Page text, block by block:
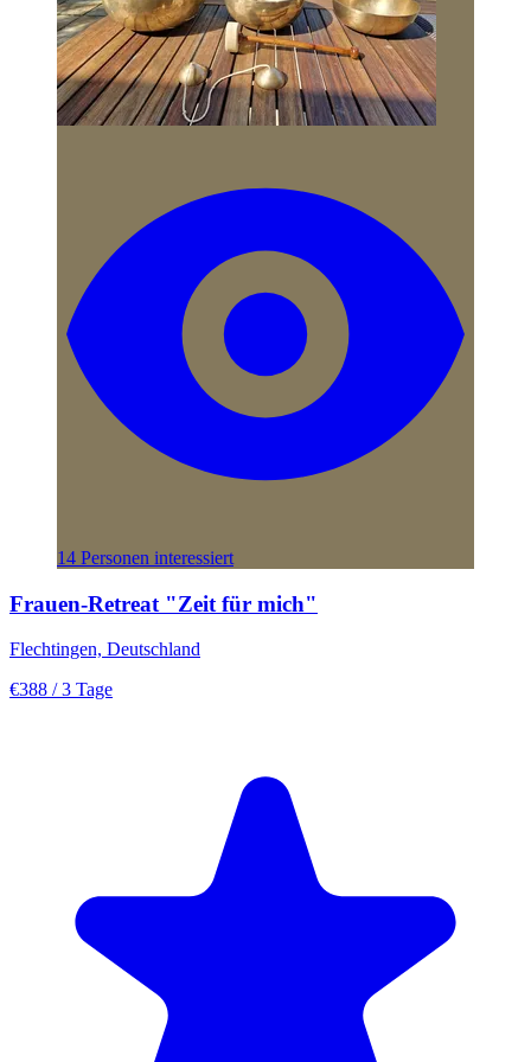
14 Personen interessiert
Frauen-Retreat "Zeit für mich"
Flechtingen, Deutschland
€388 / 3 Tage